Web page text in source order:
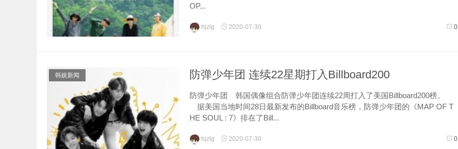
OP...
0
hjzlg 2020-07-30
防弹少年团 连续22星期打入Billboard200
韩娱新闻
防弹少年团 韩国偶像组合防弹少年团连续22周打入了美国Billboard200榜。
据美国当地时间28日最新发布的Billboard音乐榜，防弹少年团的《MAP OF T
HE SOUL : 7》排在了Bill...
0
hjzlg 2020-07-30